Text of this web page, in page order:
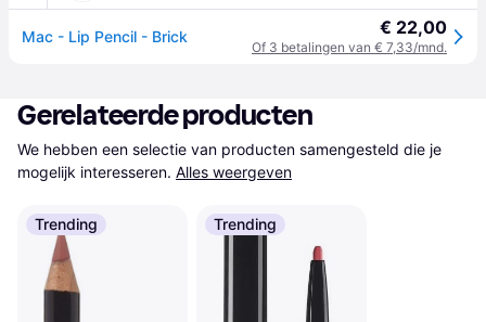
Mac - Lip Pencil - Brick € 22,00
Of 3 betalingen van € 7,33/mnd.
Gerelateerde producten
We hebben een selectie van producten samengesteld die je
mogelijk interesseren. Alles weergeven
Trending Trending